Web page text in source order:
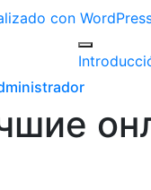
con